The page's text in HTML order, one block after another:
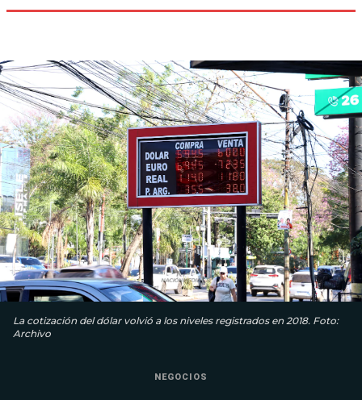
La cotización del dólar volvió a los niveles registrados en 2018. Foto:
Archivo
NEGOCIOS